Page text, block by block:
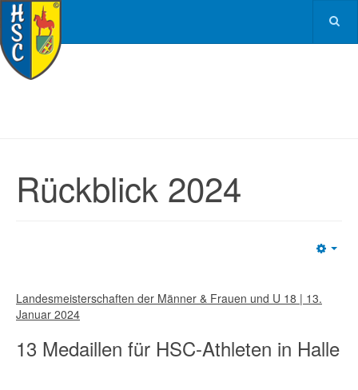
Rückblick 2024
Landesmeisterschaften der Männer & Frauen und U 18 | 13.
Januar 2024
13 Medaillen für HSC-Athleten in Halle